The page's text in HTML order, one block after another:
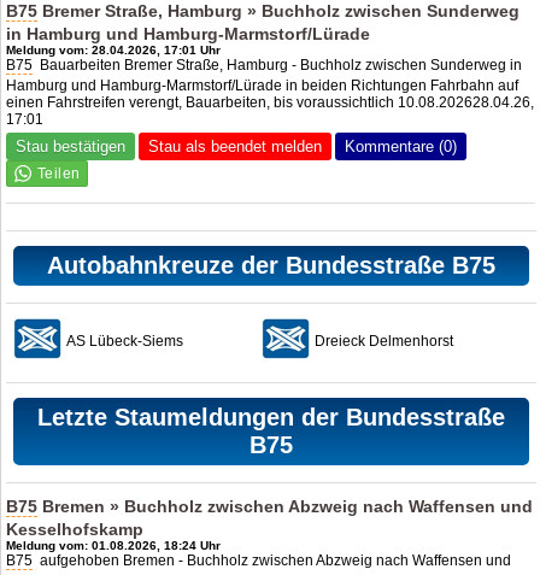
B75 Bremer Straße, Hamburg » Buchholz zwischen Sunderweg
in Hamburg und Hamburg-Marmstorf/Lürade
Meldung vom: 28.04.2026, 17:01 Uhr
B75 Bauarbeiten Bremer Straße, Hamburg - Buchholz zwischen Sunderweg in
Hamburg und Hamburg-Marmstorf/Lürade in beiden Richtungen Fahrbahn auf
einen Fahrstreifen verengt, Bauarbeiten, bis voraussichtlich 10.08.202628.04.26,
17:01
Stau bestätigen Stau als beendet melden Kommentare (0)
Autobahnkreuze der Bundesstraße B75
AS Lübeck-Siems Dreieck Delmenhorst
Letzte Staumeldungen der Bundesstraße
B75
B75 Bremen » Buchholz zwischen Abzweig nach Waffensen und
Kesselhofskamp
Meldung vom: 01.08.2026, 18:24 Uhr
B75 aufgehoben Bremen - Buchholz zwischen Abzweig nach Waffensen und